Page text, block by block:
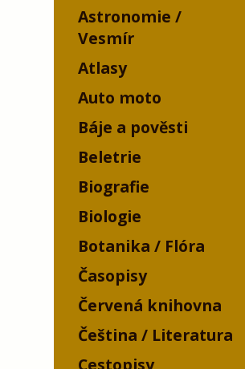
Astronomie /
Vesmír
Atlasy
Auto moto
Báje a pověsti
Beletrie
Biografie
Biologie
Botanika / Flóra
Časopisy
Červená knihovna
Čeština / Literatura